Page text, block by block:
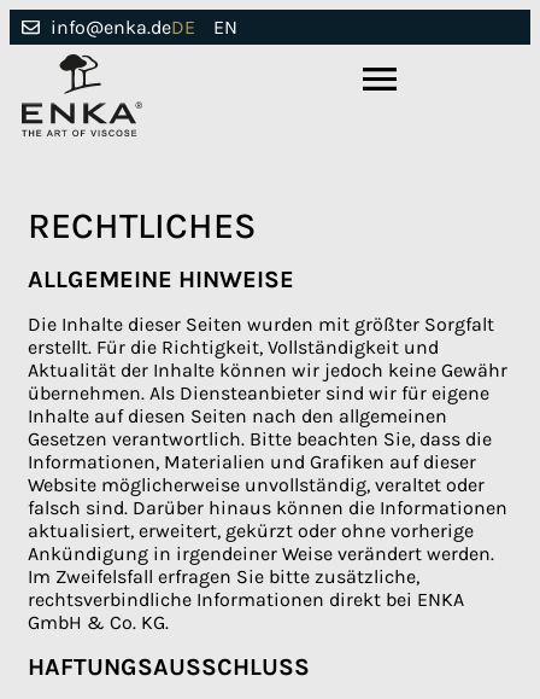
info@enka.deDE EN
RECHTLICHES
ALLGEMEINE HINWEISE
Die Inhalte dieser Seiten wurden mit größter Sorgfalt
erstellt. Für die Richtigkeit, Vollständigkeit und
Aktualität der Inhalte können wir jedoch keine Gewähr
übernehmen. Als Diensteanbieter sind wir für eigene
Inhalte auf diesen Seiten nach den allgemeinen
Gesetzen verantwortlich. Bitte beachten Sie, dass die
Informationen, Materialien und Grafiken auf dieser
Website möglicherweise unvollständig, veraltet oder
falsch sind. Darüber hinaus können die Informationen
aktualisiert, erweitert, gekürzt oder ohne vorherige
Ankündigung in irgendeiner Weise verändert werden.
Im Zweifelsfall erfragen Sie bitte zusätzliche,
rechtsverbindliche Informationen direkt bei ENKA
GmbH & Co. KG.
HAFTUNGSAUSSCHLUSS